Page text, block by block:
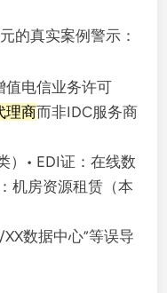
的真实案例警示：
值电信业务许可
理商而非IDC服务商
）• EDI证：在线数
机房资源租赁（本
XX数据中心”等误导